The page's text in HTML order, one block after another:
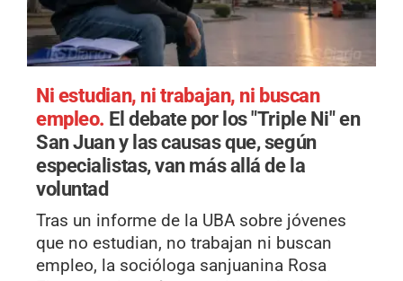
Ni estudian, ni trabajan, ni buscan
empleo. El debate por los "Triple Ni" en
San Juan y las causas que, según
especialistas, van más allá de la
voluntad
Tras un informe de la UBA sobre jóvenes
que no estudian, no trabajan ni buscan
empleo, la socióloga sanjuanina Rosa